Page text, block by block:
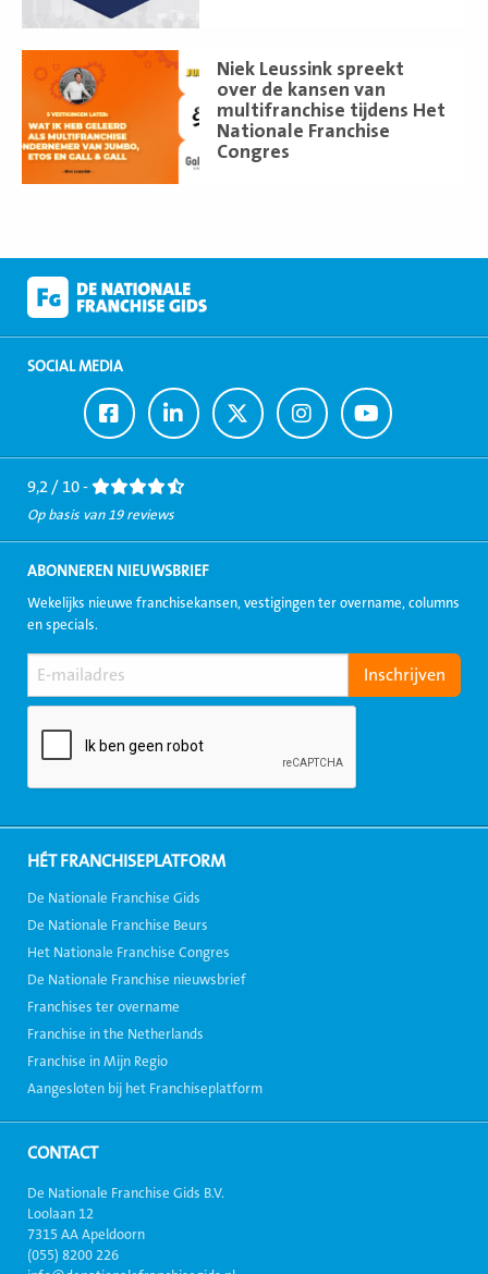
Niek Leussink spreekt
over de kansen van
multifranchise tijdens Het
Nationale Franchise
Congres
Lees
meer
SOCIAL MEDIA
Ga
naar
Facebook
Ga
naar
LinkedIn
Ga
naar
Twitter
Ga
naar
Instagram
Ga
naar
Youtube
9,2 / 10 -
Op basis van 19 reviews
ABONNEREN NIEUWSBRIEF
Wekelijks nieuwe franchisekansen, vestigingen ter overname, columns
en specials.
HÉT FRANCHISEPLATFORM
De Nationale Franchise Gids
De Nationale Franchise Beurs
Het Nationale Franchise Congres
De Nationale Franchise nieuwsbrief
Franchises ter overname
Franchise in the Netherlands
Franchise in Mijn Regio
Aangesloten bij het Franchiseplatform
CONTACT
De Nationale Franchise Gids B.V.
Loolaan 12
7315 AA Apeldoorn
(055) 8200 226